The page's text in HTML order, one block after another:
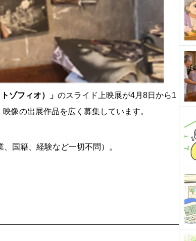
ゾフィオ）」 のスライド上映展が4月8日から1
像の出展作品を広く募集しています。
、国籍、経験など一切不問）。